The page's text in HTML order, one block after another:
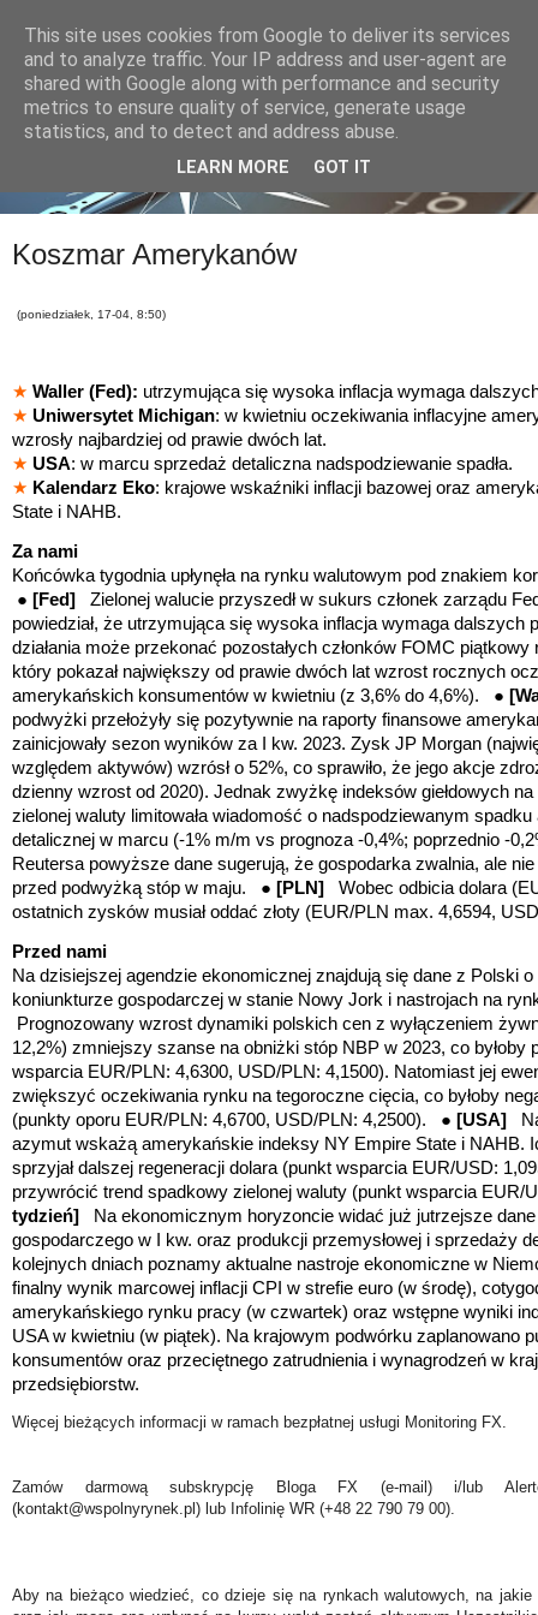
Koszmar Amerykanów
(poniedziałek, 17-04, 8:50)
★ Waller (Fed): utrzymująca się wysoka inflacja wymaga
★ Uniwersytet Michigan: w kwietniu oczekiwania inflacyjne
wzrosły najbardziej od prawie dwóch lat.
★ USA: w marcu sprzedaż detaliczna nadspodziewanie spadła.
★ Kalendarz Eko: krajowe wskaźniki inflacji bazowej oraz
State i NAHB.
Za nami
Końcówka tygodnia upłynęła na rynku walutowym pod znakiem
● [Fed]
Zielonej walucie przyszedł w sukurs członek zarządu
powiedział, że utrzymująca się wysoka inflacja wymaga dalszych
działania może przekonać pozostałych członków FOMC
który pokazał największy od prawie dwóch lat wzrost rocznych
amerykańskich konsumentów w kwietniu (z 3,6% do 4,6%). ●
podwyżki przełożyły się pozytywnie na raporty finansowe
zainicjowały sezon wyników za I kw. 2023. Zysk JP Morgan
względem aktywów) wzrósł o 52%, co sprawiło, że jego akcje
dzienny wzrost od 2020). Jednak zwyżkę indeksów giełdowych
zielonej waluty limitowała wiadomość o nadspodziewanym
detalicznej w marcu (-1% m/m vs prognoza -0,4%; poprzednio -
Reutersa powyższe dane sugerują, że gospodarka zwalnia, ale
przed podwyżką stóp w maju. ● [PLN] Wobec odbicia dolara
ostatnich zysków musiał oddać złoty (EUR/PLN max. 4,6594,
Przed nami
Na dzisiejszej agendzie ekonomicznej znajdują się dane z Polski
koniunkturze gospodarczej w stanie Nowy Jork i nastrojach na
Prognozowany wzrost dynamiki polskich cen z wyłączeniem
12,2%) zmniejszy szanse na obniżki stóp NBP w 2023, co byłoby
wsparcia EUR/PLN: 4,6300, USD/PLN: 4,1500). Natomiast jej
zwiększyć oczekiwania rynku na tegoroczne cięcia, co byłoby
(punkty oporu EUR/PLN: 4,6700, USD/PLN: 4,2500). ● [USA]
azymut wskażą amerykańskie indeksy NY Empire State i NAHB.
sprzyjał dalszej regeneracji dolara (punkt wsparcia EUR/USD:
przywrócić trend spadkowy zielonej waluty (punkt wsparcia
tydzień]
Na ekonomicznym horyzoncie widać już jutrzejsze
gospodarczego w I kw. oraz produkcji przemysłowej i sprzedaży
kolejnych dniach poznamy aktualne nastroje ekonomiczne w
finalny wynik marcowej inflacji CPI w strefie euro (w środę),
amerykańskiego rynku pracy (w czwartek) oraz wstępne wyniki
USA w kwietniu (w piątek). Na krajowym podwórku zaplanowano
konsumentów oraz przeciętnego zatrudnienia i wynagrodzeń w
przedsiębiorstw.
Więcej bieżących informacji w ramach bezpłatnej usługi Monitoring FX.
Zamów darmową subskrypcję Bloga FX (e-mail) i/lub
(kontakt@wspolnyrynek.pl) lub Infolinię WR (+48 22 790 79 00).
Aby na bieżąco wiedzieć, co dzieje się na rynkach walutowych, na
This site uses cookies from Google to deliver its services
and to analyze traffic. Your IP address and user-agent are
shared with Google along with performance and security
metrics to ensure quality of service, generate usage
statistics, and to detect and address abuse.
LEARN MORE GOT IT